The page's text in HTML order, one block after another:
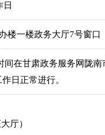
日
楼一楼政务大厅7号窗口
在甘肃政务服务网陇南
日正常进行。
厅）